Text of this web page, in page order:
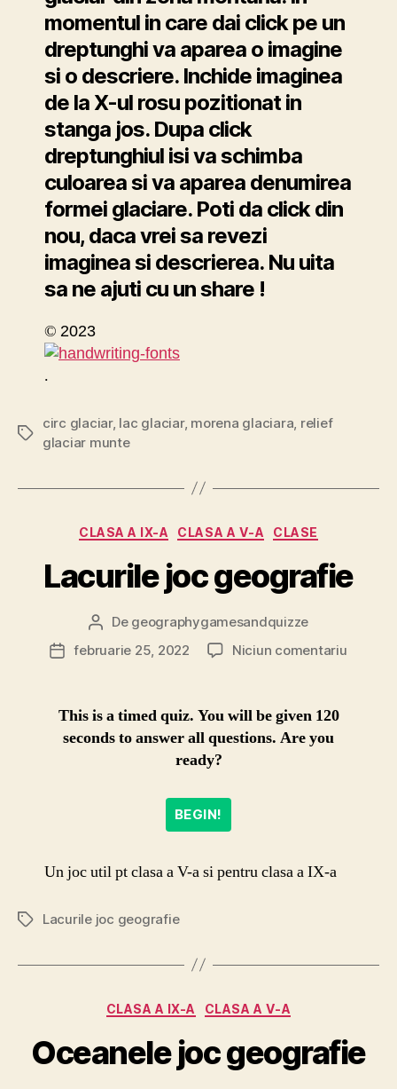
momentul in care dai click pe un
dreptunghi va aparea o imagine
si o descriere. Inchide imaginea
de la X-ul rosu pozitionat in
stanga jos. Dupa click
dreptunghiul isi va schimba
culoarea si va aparea denumirea
formei glaciare. Poti da click din
nou, daca vrei sa revezi
imaginea si descrierea. Nu uita
sa ne ajuti cu un share !
© 2023
.
Etichete
circ glaciar, lac glaciar, morena glaciara relief
glaciar munte
Categorii
CLASA A IX-A CLASA A V-A CLASE
Lacurile joc geografie
Autor
articol
De geographygamesandquizze
Datăfebruarie 25, 2022 Niciun comentariula
This is a timed quiz. You will be given 120
seconds to answer all questions. Are you
ready?
BEGIN!
Un joc util pt clasa a V-a si pentru clasa a IX-a
EticheteLacurile joc geografie
Categorii
CLASA A IX-A CLASA A V-A
Oceanele joc geografie